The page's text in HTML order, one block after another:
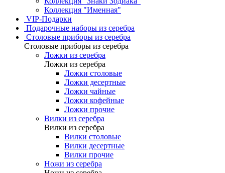
Коллекция "Именная"
VIP-Подарки
Подарочные наборы из серебра
Столовые приборы из серебра
Столовые приборы из серебра
Ложки из серебра
Ложки из серебра
Ложки столовые
Ложки десертные
Ложки чайные
Ложки кофейные
Ложки прочие
Вилки из серебра
Вилки из серебра
Вилки столовые
Вилки десертные
Вилки прочие
Ножи из серебра